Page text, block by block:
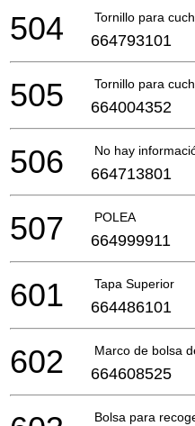
Tornillo para
504 664793101
Tornillo para
505 664004352
No hay
506 664713801
POLEA
507 664999911
Tapa Superior
601 664486101
Marco de bolsa
602 664608525
Bolsa para